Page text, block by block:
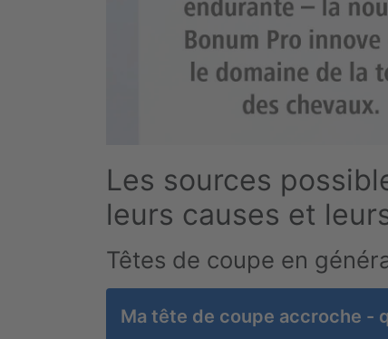
Les sources
leurs causes et
Têtes de coupe en
Ma tête de coupe accroche -